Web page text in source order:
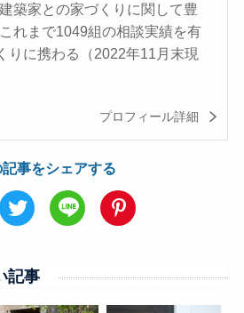
築家との家づくりに関して豊
れまで1049組の相談実績を有
りに携わる（2022年11月末現
プロフィール詳細
記事をシェアする
記事